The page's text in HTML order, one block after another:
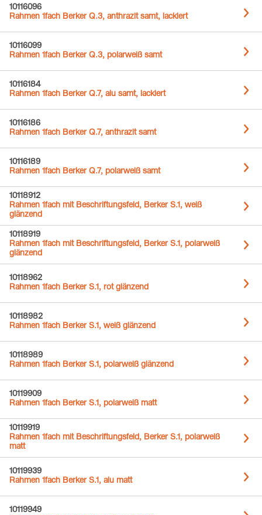
10116096
Rahmen 1fach Berker Q.3, anthrazit samt, lackiert
10116099
Rahmen 1fach Berker Q.3, polarweiß samt
10116184
Rahmen 1fach Berker Q.7, alu samt, lackiert
10116186
Rahmen 1fach Berker Q.7, anthrazit samt
10116189
Rahmen 1fach Berker Q.7, polarweiß samt
10118912
Rahmen 1fach mit Beschriftungsfeld, Berker S.1, weiß
glänzend
10118919
Rahmen 1fach mit Beschriftungsfeld, Berker S.1, polarweiß
glänzend
10118962
Rahmen 1fach Berker S.1, rot glänzend
10118982
Rahmen 1fach Berker S.1, weiß glänzend
10118989
Rahmen 1fach Berker S.1, polarweiß glänzend
10119909
Rahmen 1fach Berker S.1, polarweiß matt
10119919
Rahmen 1fach mit Beschriftungsfeld, Berker S.1, polarweiß
matt
10119939
Rahmen 1fach Berker S.1, alu matt
10119949